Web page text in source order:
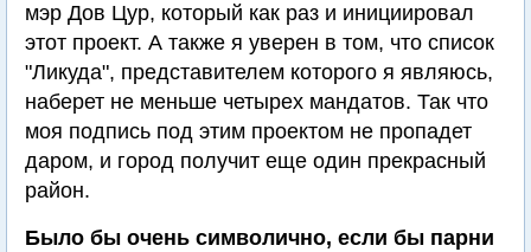
мэр Дов Цур, который как раз и инициировал
этот проект. А также я уверен в том, что список
"Ликуда", представителем которого я являюсь,
наберет не меньше четырех мандатов. Так что
моя подпись под этим проектом не пропадет
даром, и город получит еще один прекрасный
район.
Было бы очень символично, если бы парни